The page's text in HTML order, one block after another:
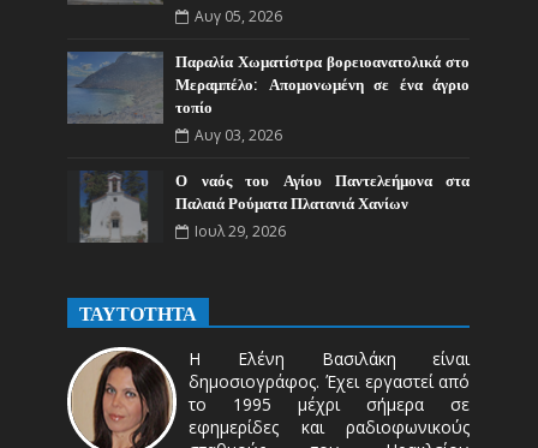
Αυγ 05, 2026
Παραλία Χωματίστρα βορειοανατολικά στο
Μεραμπέλο: Απομονωμένη σε ένα άγριο
τοπίο
Αυγ 03, 2026
Ο ναός του Αγίου Παντελεήμονα στα
Παλαιά Ρούματα Πλατανιά Χανίων
Ιουλ 29, 2026
ΤΑΥΤΟΤΗΤΑ
Η Ελένη Βασιλάκη είναι
δημοσιογράφος. Έχει εργαστεί από
το 1995 μέχρι σήμερα σε
εφημερίδες και ραδιοφωνικούς